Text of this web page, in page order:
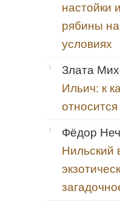
настойки
рябины
условиях
Злата
Ильич: к
Фёдор
Нильский